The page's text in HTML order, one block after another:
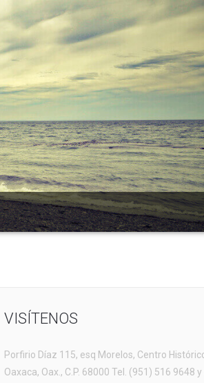
VISÍTENOS
Porfirio Díaz 115, esq Morelos, Centro
Oaxaca, Oax., C.P. 68000 Tel. (951) 516 9648 y